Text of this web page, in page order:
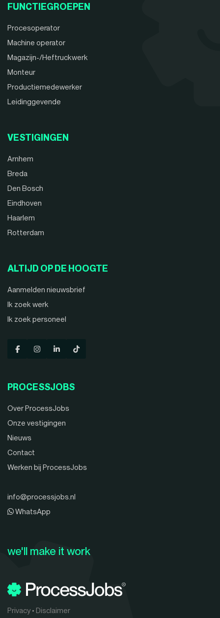
FUNCTIEGROEPEN
Procesoperator
Machine operator
Magazijn-/Heftruckwerk
Monteur
Productiemedewerker
Leidinggevende
VESTIGINGEN
Arnhem
Breda
Den Bosch
Eindhoven
Haarlem
Rotterdam
ALTIJD OP DE HOOGTE
Aanmelden nieuwsbrief
Ik zoek werk
Ik zoek personeel
PROCESSJOBS
Over ProcessJobs
Onze vestigingen
Nieuws
Contact
Werken bij ProcessJobs
info@processjobs.nl
WhatsApp
Privacy• Disclaimer
we'll make it work